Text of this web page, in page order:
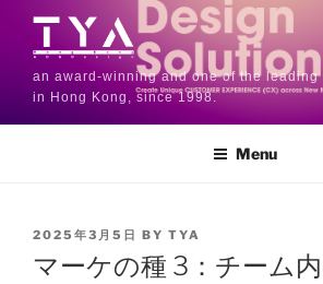
an award-winning and one of the leading
in Hong Kong, since 1998.
Menu
2025年3月5日 BY TYA
マーケの種 3：チーム